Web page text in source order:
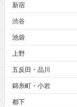
新宿
渋谷
池袋
上野
五反田・品川
錦糸町・小岩
都下